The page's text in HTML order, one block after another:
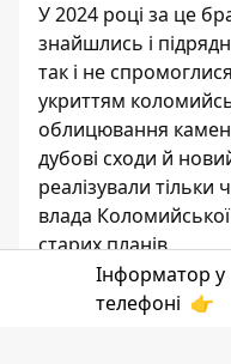
У 2024 році за це
знайшлись і
так і не
укриттям
облицювання
дубові сходи й
реалізували
влада
старих планів.
Наталка
РЕДАКТОР
Інформатор у
телефоні 👉